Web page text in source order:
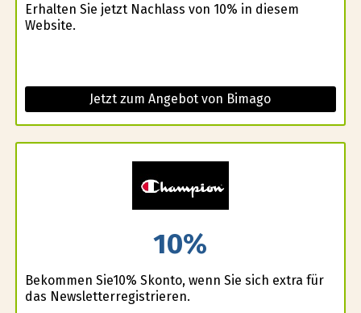
Erhalten Sie jetzt Nachlass von 10% in diesem
Website.
Jetzt zum Angebot von Bimago
10%
Bekommen Sie10% Skonto, wenn Sie sich extra für
das Newsletterregistrieren.